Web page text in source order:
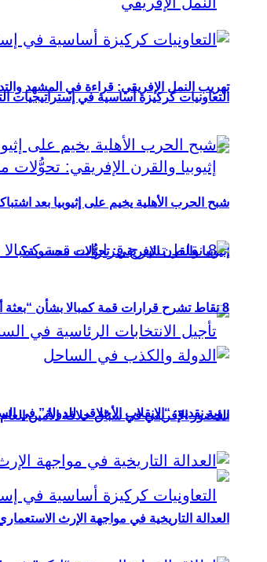
تهريب النمل الإفريقي: قراءة في المشهد
إثيوبيا والقرن الإفريقي: تحوُّلات محسوبة؟
الحضور الإفريقي في سباق خلافة الأمين
التعاونيات كركيزة أساسية في إستراتيجيات
شبح الحرب الأهلية يخيم على إثيوبيا بعد
8 نقاط تشرح قرارات قمة كمبالا بشأن “بعثة أوصوم” في الصومال؟
رؤية نقدية: “الانقلاب الأخلاقي للدولة” في
العدالة التاريخية في مواجهة الإرث